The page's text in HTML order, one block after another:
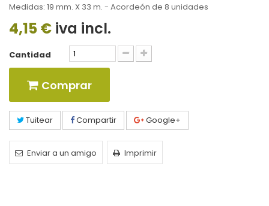
Medidas: 19 mm. X 33 m. - Acordeón de 8 unidades
4,15 € iva incl.
Cantidad
Comprar
Tuitear Compartir Google+
Enviar a un amigo Imprimir